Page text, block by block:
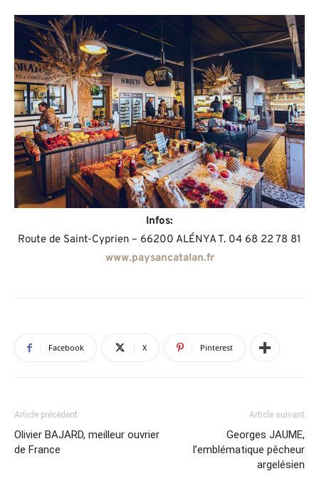
Infos:
Route de Saint-Cyprien – 66200 ALÉNYA T. 04 68 22 78 81
www.paysancatalan.fr
Facebook X Pinterest
Article précédent
Olivier BAJARD, meilleur ouvrier
de France
Article suivant
Georges JAUME,
l’emblématique pêcheur
argelésien